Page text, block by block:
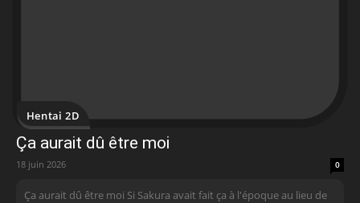
Hentai 2D
Ça aurait dû être moi
18 juin 2026 0
Ça aurait dû être moi Si Sakura avait fait ça à l'époque au lieu de